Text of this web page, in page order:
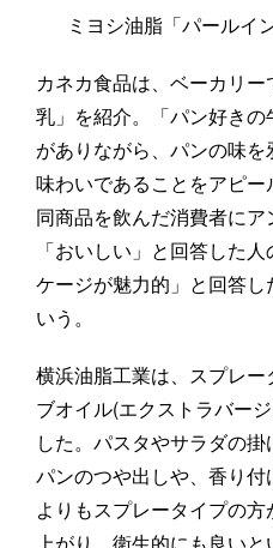
ミヨシ油脂「パールイ
カネカ食品は、ベーカリ
乳」を紹介。「パン好き
がありながら、パンの味
味わいであることをアピー
同商品を飲んだ消費者にア
「おいしい」と回答した
ケージが魅力的」と回答
いう。
横浜油脂工業は、スプレ
ブオイル(エクストラバー
した。パスタやサラダの掛
パンのつや出しや、香り
よりもスプレータイプの